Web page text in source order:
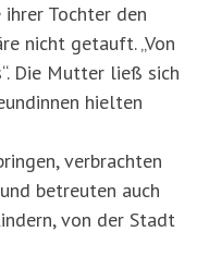
Tochter den
nicht getauft. „Von
Die Mutter ließ sich
hielten
verbrachten
betreuten auch
von der Stadt